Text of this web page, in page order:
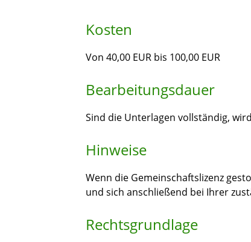
Kosten
Von 40,00 EUR bis 100,00 EUR
Bearbeitungsdauer
Sind die Unterlagen vollständig,
Hinweise
Wenn die Gemeinschaftslizenz
und sich anschließend bei Ihrer
Rechtsgrundlage